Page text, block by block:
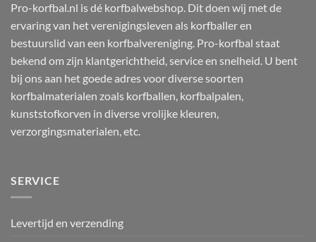
Pro-korfbal.nl is dé korfbalwebshop. Dit doen wij met de
ervaring van het verenigingsleven als korfballer en
bestuurslid van een korfbalvereniging. Pro-korfbal staat
bekend om zijn klantgerichtheid, service en snelheid. U bent
bij ons aan het goede adres voor diverse soorten
korfbalmaterialen zoals korfballen, korfbalpalen,
kunststofkorven in diverse vrolijke kleuren,
verzorgingsmaterialen, etc.
SERVICE
Levertijd en verzending